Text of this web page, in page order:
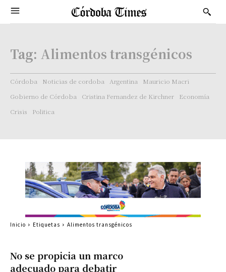
Tag: Alimentos transgénicos
Córdoba Noticias de cordoba Argentina
Mauricio Macri
Gobierno de Córdoba
Cristina Fernandez de Kirchner
Economía
Crisis
Politica
No se propicia un marco
adecuado para debatir
Inicio Etiquetas Alimentos transgénicos